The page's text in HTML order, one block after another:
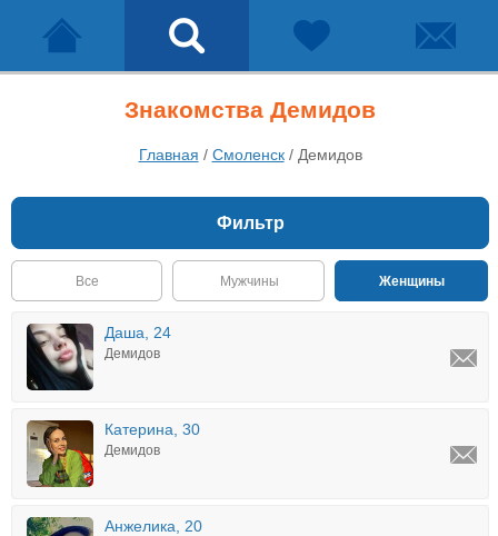
Знакомства Демидов
Главная / Смоленск/ Демидов
Фильтр
Все Мужчины Женщины
Даша, 24
Демидов
Катерина, 30
Демидов
Анжелика, 20